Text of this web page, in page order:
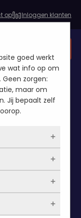
op Inloggen klanten
goed werkt
wat info op om
zorgen:
maar om
Jij bepaalt zelf
website
actief en
worden
zoals
je
onze site
vandaan
zijn. Zo